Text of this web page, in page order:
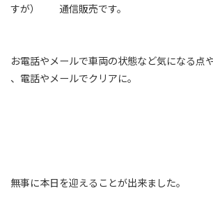
すが） 通信販売です。
お電話やメールで車両の状態など気になる
、電話やメールでクリアに。
無事に本日を迎えることが出来ました。